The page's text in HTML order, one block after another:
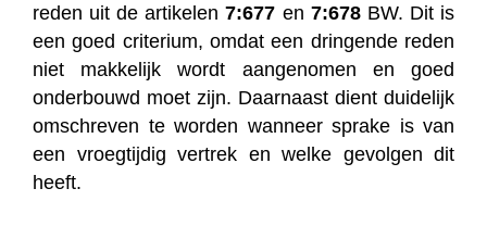
reden uit de artikelen7:677 en 7:678BW. Dit is
een goed criterium, omdat een dringende reden
niet makkelijk wordt aangenomen en goed
onderbouwd moet zijn. Daarnaast dient duidelijk
omschreven te worden wanneer sprake is van
een vroegtijdig vertrek en welke gevolgen dit
heeft.